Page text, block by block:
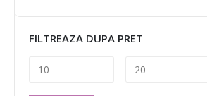
FILTREAZA DUPA PRET